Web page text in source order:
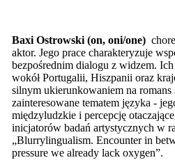
Baxi Ostrowski (on, oni/one)
aktor. Jego prace charakteryzuje
bezpośrednim dialogu z widzem. Ich
wokół Portugalii, Hiszpanii oraz
silnym ukierunkowaniem na romans
zainteresowane tematem języka -
międzyludzkie i percepcję
inicjatorów badań artystycznych w
„Blurrylingualism. Encounter in
pressure we already lack oxygen”.